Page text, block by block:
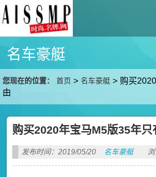
名车豪艇
您现在的位置： 首页 >名车豪艇 > 购买
由
购买2020年宝马M5版35年只
发布时间：2019/05/20 名车豪艇